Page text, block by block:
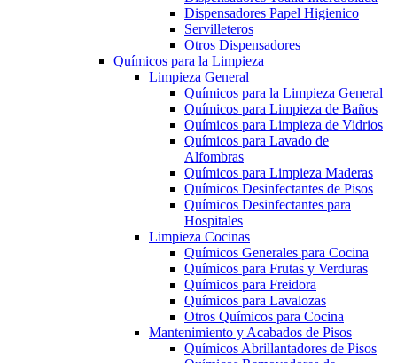
Dispensadores Papel Higienico
Servilleteros
Otros Dispensadores
Químicos para la Limpieza
Limpieza General
Químicos para la Limpieza General
Químicos para Limpieza de Baños
Químicos para Limpieza de Vidrios
Químicos para Lavado de
Alfombras
Químicos para Limpieza Maderas
Químicos Desinfectantes de Pisos
Químicos Desinfectantes para
Hospitales
Limpieza Cocinas
Químicos Generales para Cocina
Químicos para Frutas y Verduras
Químicos para Freidora
Químicos para Lavalozas
Otros Químicos para Cocina
Mantenimiento y Acabados de Pisos
Químicos Abrillantadores de Pisos